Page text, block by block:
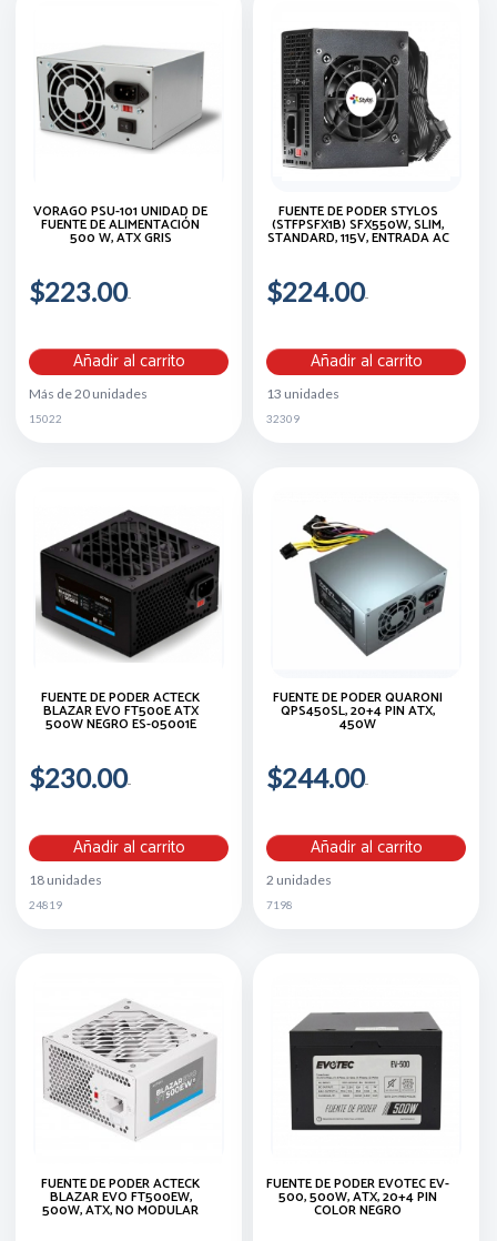
VORAGO PSU-101 UNIDAD DE
FUENTE DE ALIMENTACIÓN
500 W, ATX GRIS
$223.00
Añadir al carrito
Más de 20 unidades
15022
FUENTE DE PODER STYLOS
(STFPSFX1B) SFX550W, SLIM,
STANDARD, 115V, ENTRADA AC
$224.00
Añadir al carrito
13 unidades
32309
FUENTE DE PODER ACTECK
BLAZAR EVO FT500E ATX
500W NEGRO ES-05001E
$230.00
Añadir al carrito
18 unidades
24819
FUENTE DE PODER QUARONI
QPS450SL, 20+4 PIN ATX,
450W
$244.00
Añadir al carrito
2 unidades
7198
FUENTE DE PODER ACTECK
BLAZAR EVO FT500EW,
500W, ATX, NO MODULAR
FUENTE DE PODER EVOTEC EV-
500, 500W, ATX, 20+4 PIN
COLOR NEGRO